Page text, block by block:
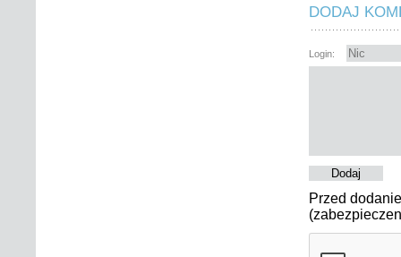
DODAJ
Login:
Dodaj
Przed